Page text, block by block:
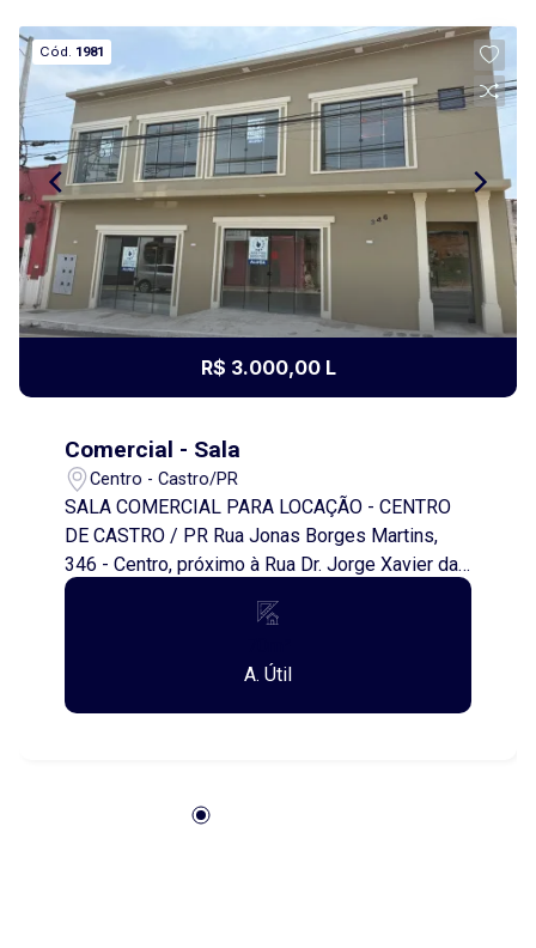
Cód. 1981
R$ 3.000,00 L
Comercial - Sala
Centro - Castro/PR
SALA COMERCIAL PARA LOCAÇÃO - CENTRO
DE CASTRO / PR Rua Jonas Borges Martins,
346 - Centro, próximo à Rua Dr. Jorge Xavier da
Silva - Unidade 02 Excelente oportunidade para
instalar seu negócio em uma localização central
Sala no segundo andar com aproximadamente
40 m² - 1 depósito ou copa - 1 banheiros -
estacionamento ao lado Ideal para escritórios,
A. Útil